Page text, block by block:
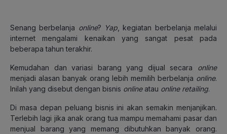
Senang berbelanja online? Yap , kegiatan berbelanja melalui
internet mengalami kenaikan yang sangat pesat pada
beberapa tahun terakhir.
Kemudahan dan variasi barang yang dijual secara online
menjadi alasan banyak orang lebih memilih berbelanja online.
Inilah yang disebut dengan bisnis onlineatau online retailing.
Di masa depan peluang bisnis ini akan semakin menjanjikan.
Terlebih lagi jika anak orang tua mampu memahami pasar dan
menjual barang yang memang dibutuhkan banyak orang.